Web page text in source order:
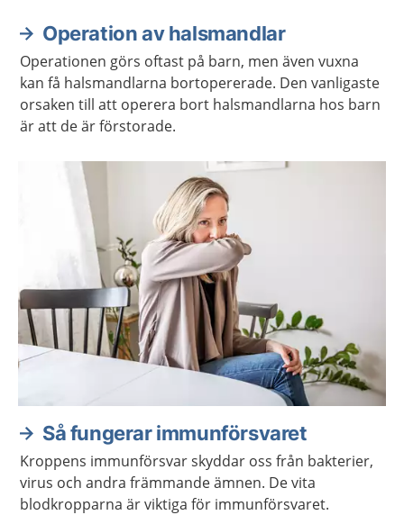
Operation av halsmandlar
Operationen görs oftast på barn, men även vuxna
kan få halsmandlarna bortopererade. Den vanligaste
orsaken till att operera bort halsmandlarna hos barn
är att de är förstorade.
Så fungerar immunförsvaret
Kroppens immunförsvar skyddar oss från bakterier,
virus och andra främmande ämnen. De vita
blodkropparna är viktiga för immunförsvaret.